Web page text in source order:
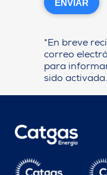
ENVIAR
*En breve
correo
para
sido activada.